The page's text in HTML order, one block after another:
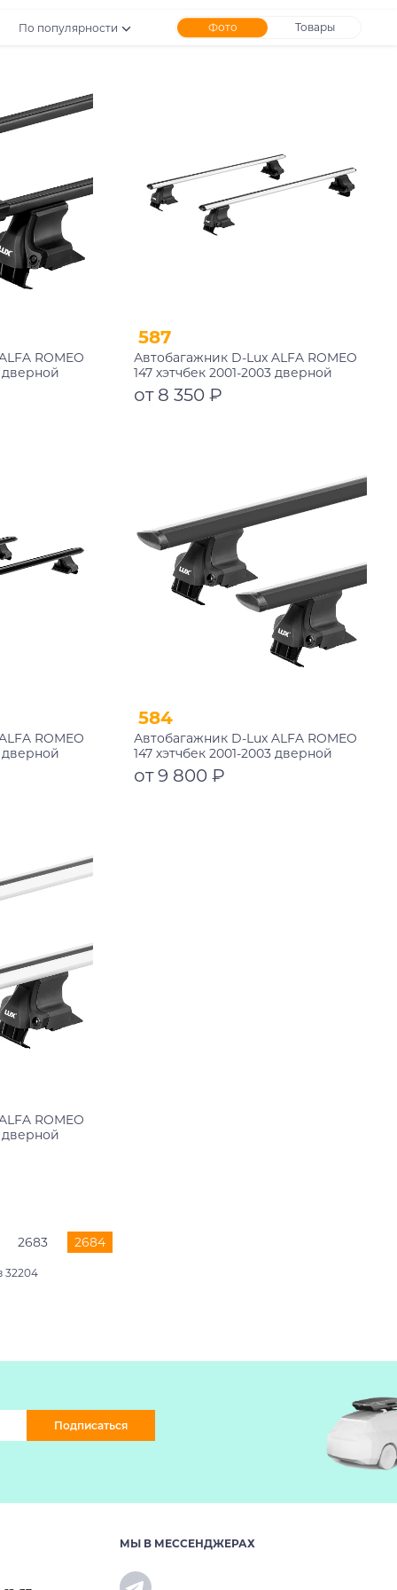
По популярности Фото Товары
ROMEO
дверной
587
Автобагажник D-Lux ALFA ROMEO
147 хэтчбек 2001-2003 дверной
проем аэродинамический с
замком
от 8 350 ₽
ROMEO
дверной
584
Автобагажник D-Lux ALFA ROMEO
147 хэтчбек 2001-2003 дверной
проем аэро-трэвэл черный
от 9 800 ₽
ROMEO
дверной
2683 2684
32204
Подписаться
МЫ В МЕССЕНДЖЕРАХ